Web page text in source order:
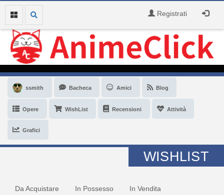
Registrati
ssmith Bacheca Amici Blog
Opere WishList Recensioni Attività
Grafici
WISHLIST
Da Acquistare In Possesso In Vendita